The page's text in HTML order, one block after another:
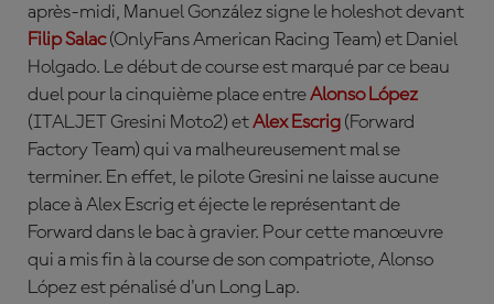
après-midi, Manuel González signe le holeshot devant
Filip Salac(OnlyFans American Racing Team) et Daniel
Holgado. Le début de course est marqué par ce beau
duel pour la cinquième place entreAlonso López
(ITALJET Gresini Moto2) etAlex Escrig (Forward
Factory Team) qui va malheureusement mal se
terminer. En effet, le pilote Gresini ne laisse aucune
place à Alex Escrig et éjecte le représentant de
Forward dans le bac à gravier. Pour cette manœuvre
qui a mis fin à la course de son compatriote, Alonso
López est pénalisé d'un Long Lap.